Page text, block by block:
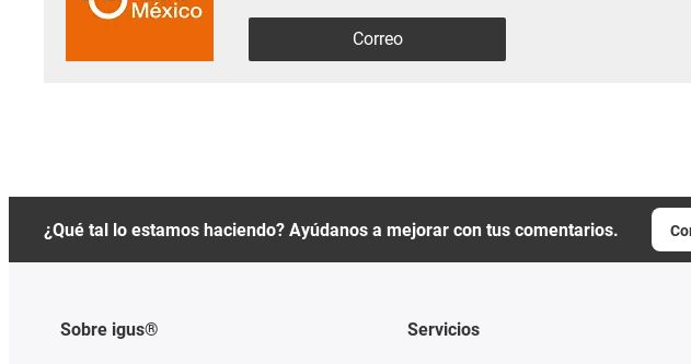
Correo
¿Qué tal lo estamos haciendo? Ayúdanos a mejorar con tus comentarios.
Sobre igus® Servicios